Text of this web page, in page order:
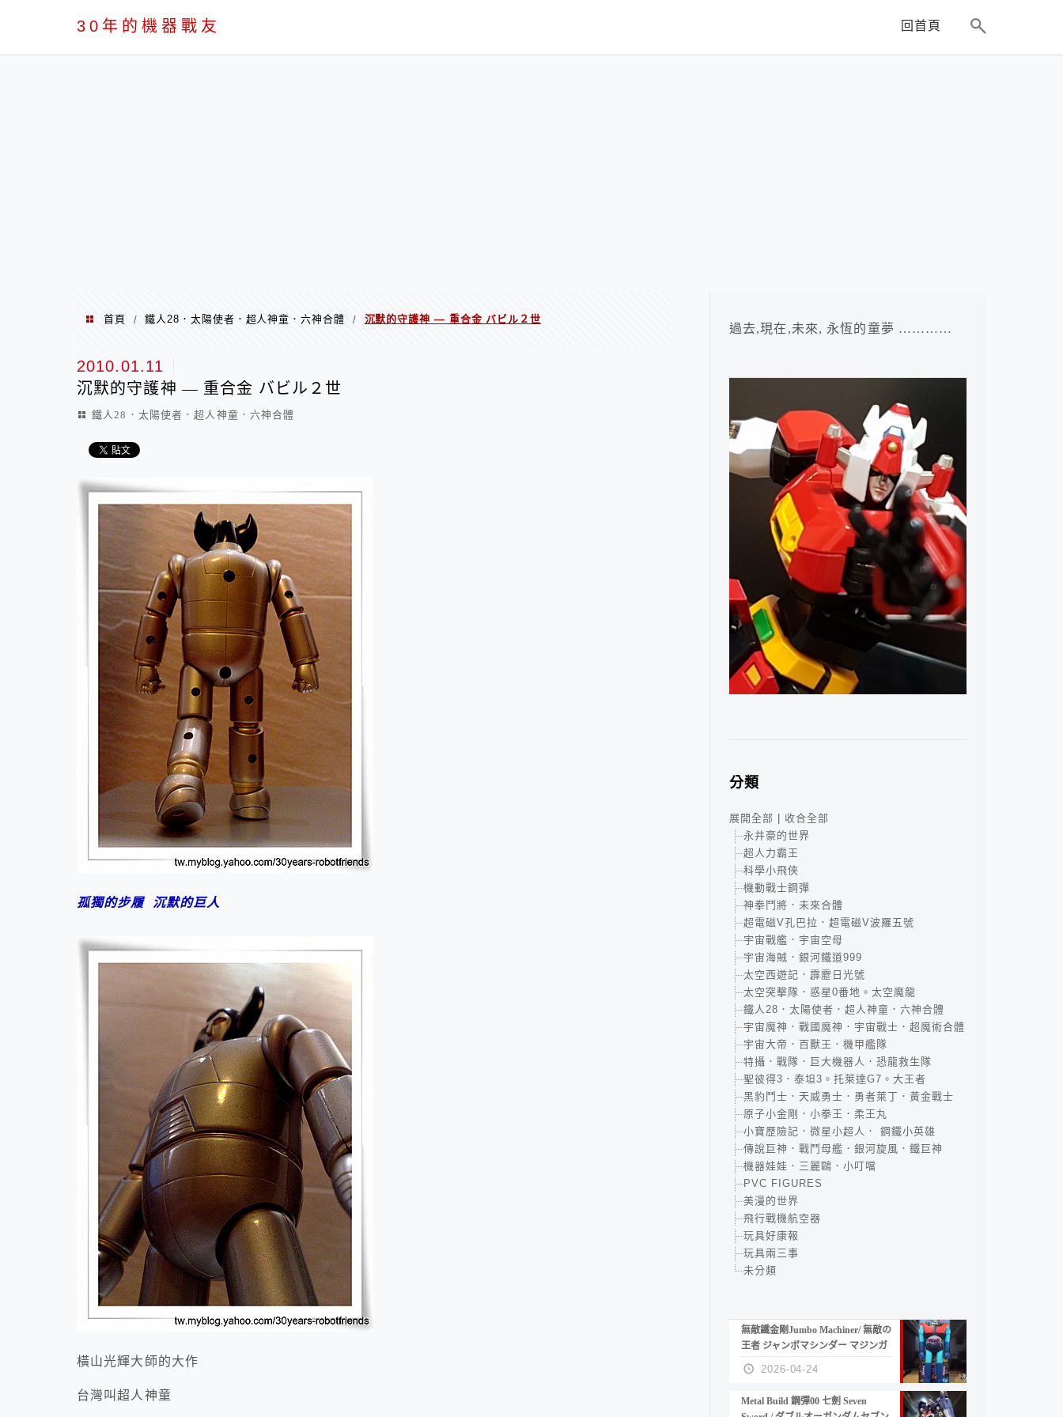
30年的機器戰友 回首頁
首頁 / 鐵人28．太陽使者．超人神童．六神合體 / 沉默的守護神 — 重合金 バビル２世
2010.01.11
沉默的守護神 — 重合金 バビル２世
鐵人28．太陽使者．超人神童．六神合體
孤獨的步履 沉默的巨人
橫山光輝大師的大作
台灣叫超人神童
過去,現在,未來, 永恆的童夢 …………
分類
展開全部
收合全部
永井豪的世界
超人力霸王
科學小飛俠
機動戰士鋼彈
神拳鬥將．未來合體
超電磁V孔巴拉．超電磁V波羅五號
宇宙戰艦．宇宙空母
宇宙海賊．銀河鐵道999
太空西遊記．霹靂日光號
太空突擊隊．惑星0番地。太空魔龍
鐵人28．太陽使者．超人神童．六神合體
宇宙魔神．戰國魔神．宇宙戰士．超魔術合體
宇宙大帝．百獸王．機甲艦隊
特攝．戰隊．巨大機器人．恐龍救生隊
聖彼得3．泰坦3。托萊達G7。大王者
黑豹鬥士．天威勇士．勇者萊丁．黃金戰士
原子小金剛．小拳王．柔王丸
小寶歷險記．微星小超人． 鋼鐵小英雄
傳說巨神．戰鬥母艦．銀河旋風．鐵巨神
機器娃娃．三麗鷗．小叮噹
PVC FIGURES
美漫的世界
飛行戰機航空器
玩具好康報
玩具兩三事
未分類
無敵鐵金剛Jumbo Machiner/ 無敵の
王者 ジャンボマシンダー マジンガ
ーZ
2026-04-24
Metal Build 鋼彈00 七劍 Seven